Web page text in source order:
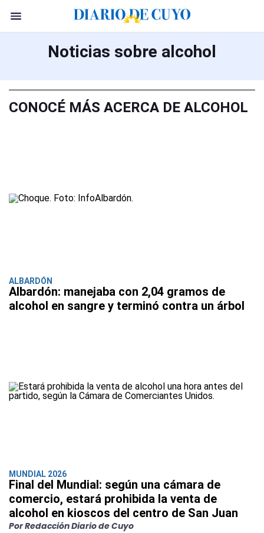
Noticias sobre alcohol
CONOCÉ MÁS ACERCA DE ALCOHOL
ALBARDÓN
Albardón: manejaba con 2,04 gramos de
alcohol en sangre y terminó contra un árbol
MUNDIAL 2026
Final del Mundial: según una cámara de
comercio, estará prohibida la venta de
alcohol en kioscos del centro de San Juan
Por Redacción Diario de Cuyo